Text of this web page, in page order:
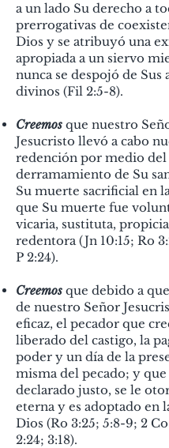
a un lado Su derecho a
prerrogativas de
Dios y se atribuyó una
apropiada a un siervo
nunca se despojó de Sus
divinos (Fil 2:5-8).
Creemos que nuestro
Jesucristo llevó a cabo
redención por medio del
derramamiento de Su
Su muerte sacrificial en
que Su muerte fue
vicaria, sustituta,
redentora (Jn 10:15; Ro
P 2:24).
Creemos que debido a
de nuestro Señor
eficaz, el pecador que
liberado del castigo, la
poder y un día de la
misma del pecado; y que
declarado justo, se le
eterna y es adoptado en
Dios (Ro 3:25; 5:8-9; 2 Co
2:24; 3:18).